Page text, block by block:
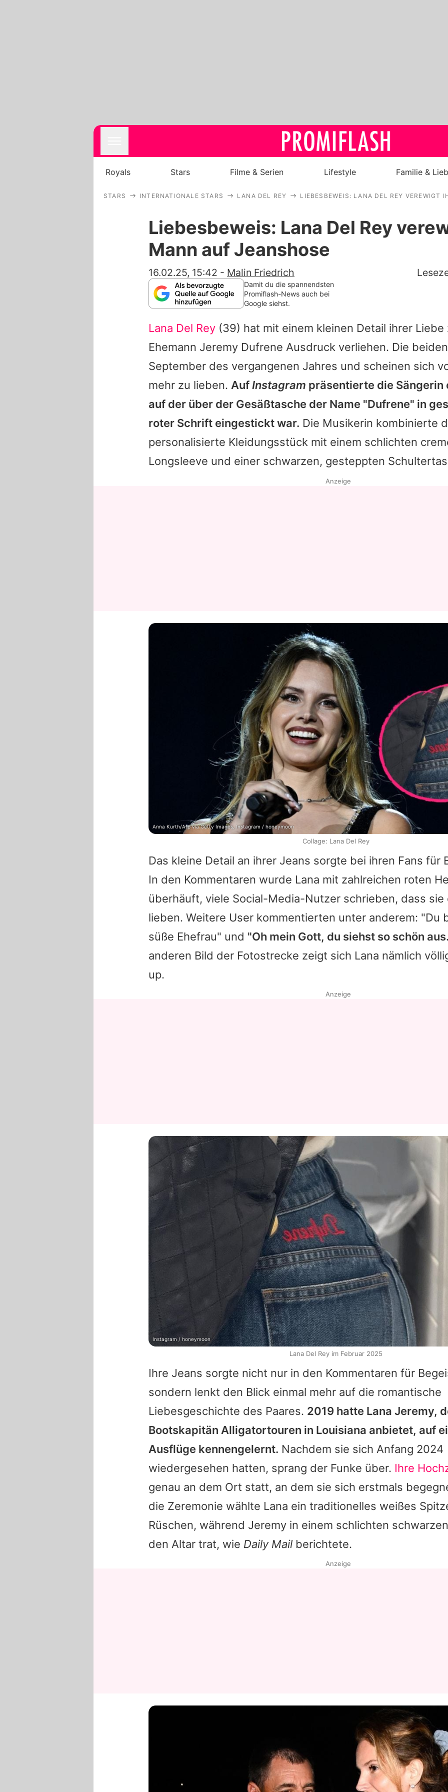
Royals
Stars
Familie & Liebe
App runterladen
Team
Redaktionelle Richtlinien
Impressum
Datenschutzerklärung
Nutzungsbedingungen
Royals Stars Filme & Serien Lifestyle Familie &
STARS INTERNATIONALE STARS LANA DEL REY LIEBESBEWEIS: LANA DEL REY VEREWIGT
Liebesbeweis: Lana Del Rey
Mann auf Jeanshose
16.02.25, 15:42 - Malin Friedrich
Damit du die spannendsten
Promiflash-News auch bei
Google siehst.
Lana Del Rey (39) hat mit einem kleinen Detail ihrer Liebe
Ehemann Jeremy Dufrene Ausdruck verliehen. Die
September des vergangenen Jahres und scheinen sich
mehr zu lieben. AufInstagram präsentierte die Sängerin
auf der über der Gesäßtasche der Name "Dufrene" in
roter Schrift eingestickt war. Die Musikerin kombinierte
personalisierte Kleidungsstück mit einem schlichten
Longsleeve und einer schwarzen, gesteppten
Das kleine Detail an ihrer Jeans sorgte bei ihren Fans für
In den Kommentaren wurde Lana mit zahlreichen roten
überhäuft, viele Social-Media-Nutzer schrieben, dass
lieben. Weitere User kommentierten unter anderem: "Du
süße Ehefrau" und "Oh mein Gott, du siehst so schön
anderen Bild der Fotostrecke zeigt sich Lana nämlich
up.
Ihre Jeans sorgte nicht nur in den Kommentaren für
sondern lenkt den Blick einmal mehr auf die romantische
Liebesgeschichte des Paares. 2019 hatte Lana Jeremy,
Bootskapitän Alligatortouren in Louisiana anbietet, auf
Ausflüge kennengelernt. Nachdem sie sich Anfang 2024
wiedergesehen hatten, sprang der Funke über. Ihre
genau an dem Ort statt, an dem sie sich erstmals
die Zeremonie wählte Lana ein traditionelles weißes
Rüschen, während Jeremy in einem schlichten
den Altar trat, wie Daily Mail berichtete.
Anzeige
Anna Kurth/Afp via Getty Images, Instagram / honeymoon
Collage: Lana Del Rey
Anzeige
Instagram / honeymoon
Lana Del Rey im Februar 2025
Anzeige